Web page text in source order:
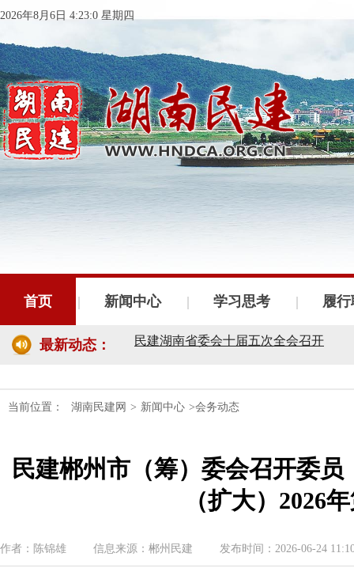
2026年8月6日 4:23:0 星期四
首页 新闻中心 学习思考 履
最新动态：
民建湖南省第十届委员会内部监督委
民建湖南省委会十届五次全会召开
民建湖南省委会召开全省组织建设工作
当前位置： 湖南民建网 > 新闻中心 >会务动态
民建郴州市（筹）委会召开委
（扩大）2026
作者：陈锦雄 信息来源：郴州民建 发布时间：2026-06-24